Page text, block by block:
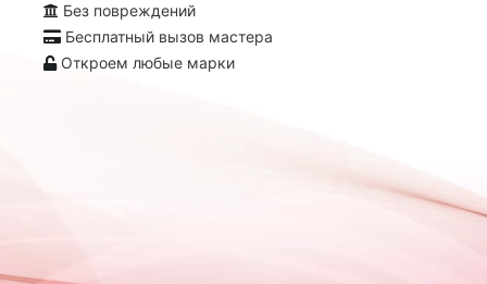
Без повреждений
Бесплатный вызов мастера
Откроем любые марки